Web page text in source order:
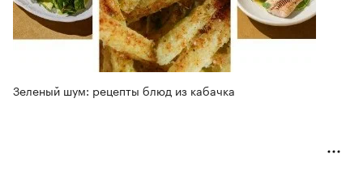
Зеленый шум: рецепты блюд из кабачка